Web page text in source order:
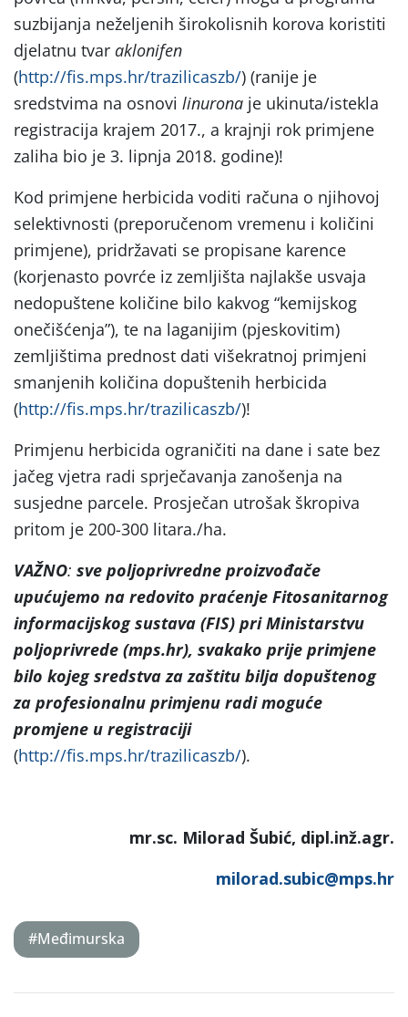
suzbijanja neželjenih širokolisnih korova koristiti
djelatnu tvar aklonifen
(http://fis.mps.hr/trazilicaszb/) (ranije je
sredstvima na osnovi linurona je ukinuta/istekla
registracija krajem 2017., a krajnji rok primjene
zaliha bio je 3. lipnja 2018. godine)!
Kod primjene herbicida voditi računa o njihovoj
selektivnosti (preporučenom vremenu i količini
primjene), pridržavati se propisane karence
(korjenasto povrće iz zemljišta najlakše usvaja
nedopuštene količine bilo kakvog “kemijskog
onečišćenja”), te na laganijim (pjeskovitim)
zemljištima prednost dati višekratnoj primjeni
smanjenih količina dopuštenih herbicida
(http://fis.mps.hr/trazilicaszb/)!
Primjenu herbicida ograničiti na dane i sate bez
jačeg vjetra radi sprječavanja zanošenja na
susjedne parcele. Prosječan utrošak škropiva
pritom je 200-300 litara./ha.
VAŽNO: sve poljoprivredne proizvođače
upućujemo na redovito praćenje Fitosanitarnog
informacijskog sustava (FIS) pri Ministarstvu
poljoprivrede (mps.hr), svakako prije primjene
bilo kojeg sredstva za zaštitu bilja dopuštenog
za profesionalnu primjenu radi moguće
promjene u registraciji
(http://fis.mps.hr/trazilicaszb/).
mr.sc. Milorad Šubić, dipl.inž.agr.
milorad.subic@mps.hr
#Međimurska